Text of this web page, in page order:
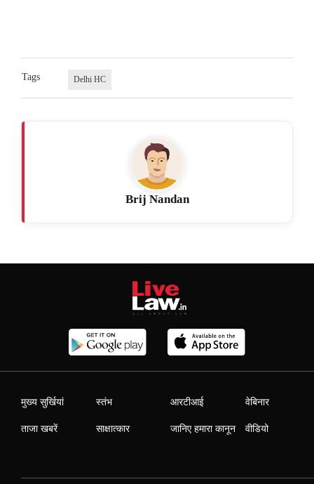
Tags Delhi HC
Brij Nandan
मुख्य सुर्खियां
ताजा खबरें
स्तंभ
साक्षात्कार
आरटीआई
जानिए हमारा कानून
वेबिनार
वीडियो